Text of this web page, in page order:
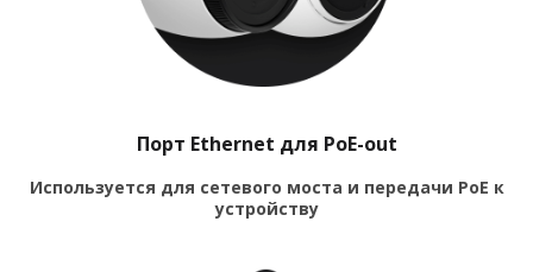
Порт Ethernet для PoE-out
Используется для сетевого моста и передачи PoE к
устройству